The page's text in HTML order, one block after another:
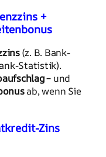
+
(z. B. Bank-
Statistik).
– und
ab, wenn Sie
Zins